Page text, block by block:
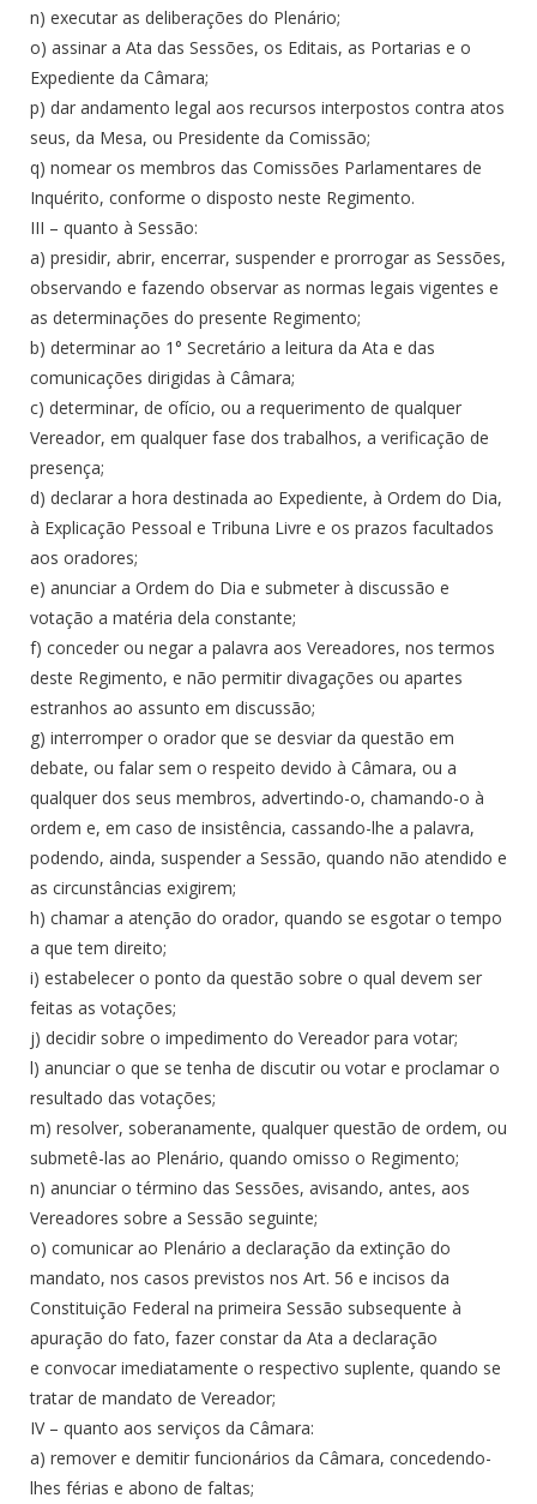
n) executar as deliberações do Plenário;
o) assinar a Ata das Sessões, os Editais, as Portarias e o
Expediente da Câmara;
p) dar andamento legal aos recursos interpostos contra atos
seus, da Mesa, ou Presidente da Comissão;
q) nomear os membros das Comissões Parlamentares de
Inquérito, conforme o disposto neste Regimento.
III – quanto à Sessão:
a) presidir, abrir, encerrar, suspender e prorrogar as Sessões,
observando e fazendo observar as normas legais vigentes e
as determinações do presente Regimento;
b) determinar ao 1° Secretário a leitura da Ata e das
comunicações dirigidas à Câmara;
c) determinar, de ofício, ou a requerimento de qualquer
Vereador, em qualquer fase dos trabalhos, a verificação de
presença;
d) declarar a hora destinada ao Expediente, à Ordem do Dia,
à Explicação Pessoal e Tribuna Livre e os prazos facultados
aos oradores;
e) anunciar a Ordem do Dia e submeter à discussão e
votação a matéria dela constante;
f) conceder ou negar a palavra aos Vereadores, nos termos
deste Regimento, e não permitir divagações ou apartes
estranhos ao assunto em discussão;
g) interromper o orador que se desviar da questão em
debate, ou falar sem o respeito devido à Câmara, ou a
qualquer dos seus membros, advertindo-o, chamando-o à
ordem e, em caso de insistência, cassando-lhe a palavra,
podendo, ainda, suspender a Sessão, quando não atendido e
as circunstâncias exigirem;
h) chamar a atenção do orador, quando se esgotar o tempo
a que tem direito;
i) estabelecer o ponto da questão sobre o qual devem ser
feitas as votações;
j) decidir sobre o impedimento do Vereador para votar;
l) anunciar o que se tenha de discutir ou votar e proclamar o
resultado das votações;
m) resolver, soberanamente, qualquer questão de ordem, ou
submetê-las ao Plenário, quando omisso o Regimento;
n) anunciar o término das Sessões, avisando, antes, aos
Vereadores sobre a Sessão seguinte;
o) comunicar ao Plenário a declaração da extinção do
mandato, nos casos previstos nos Art. 56 e incisos da
Constituição Federal na primeira Sessão subsequente à
apuração do fato, fazer constar da Ata a declaração
e convocar imediatamente o respectivo suplente, quando se
tratar de mandato de Vereador;
IV – quanto aos serviços da Câmara:
a) remover e demitir funcionários da Câmara, concedendo-
lhes férias e abono de faltas;